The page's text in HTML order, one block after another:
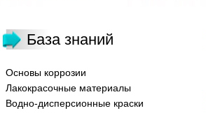
База знаний
Основы коррозии
Лакокрасочные материалы
Водно-дисперсионные краски